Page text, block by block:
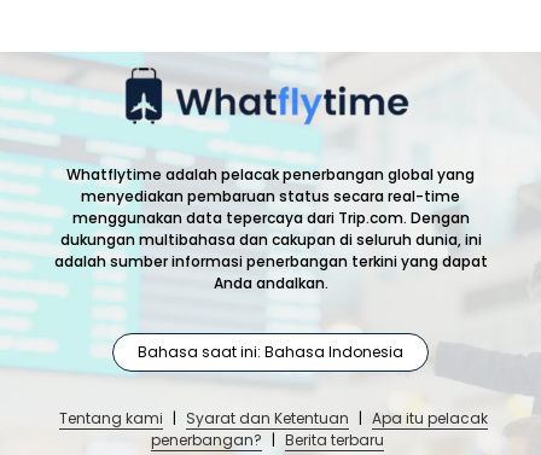
Whatflytime adalah pelacak penerbangan global yang
menyediakan pembaruan status secara real-time
menggunakan data tepercaya dari Trip.com. Dengan
dukungan multibahasa dan cakupan di seluruh dunia, ini
adalah sumber informasi penerbangan terkini yang dapat
Anda andalkan.
Bahasa saat ini: Bahasa Indonesia
Tentang kami | Syarat dan Ketentuan | Apa itu pelacak
penerbangan? | Berita terbaru